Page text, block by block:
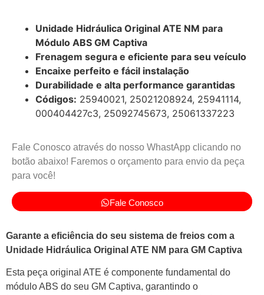
Unidade Hidráulica Original ATE NM para
Módulo ABS GM Captiva
Frenagem segura e eficiente para seu veículo
Encaixe perfeito e fácil instalação
Durabilidade e alta performance garantidas
Códigos: 25940021, 25021208924, 25941114,
000404427c3, 25092745673, 25061337223
Fale Conosco através do nosso WhastApp clicando no
botão abaixo! Faremos o orçamento para envio da peça
para você!
Fale Conosco
Garante a eficiência do seu sistema de freios com a
Unidade Hidráulica Original ATE NM para GM Captiva
Esta peça original ATE é componente fundamental do
módulo ABS do seu GM Captiva, garantindo o